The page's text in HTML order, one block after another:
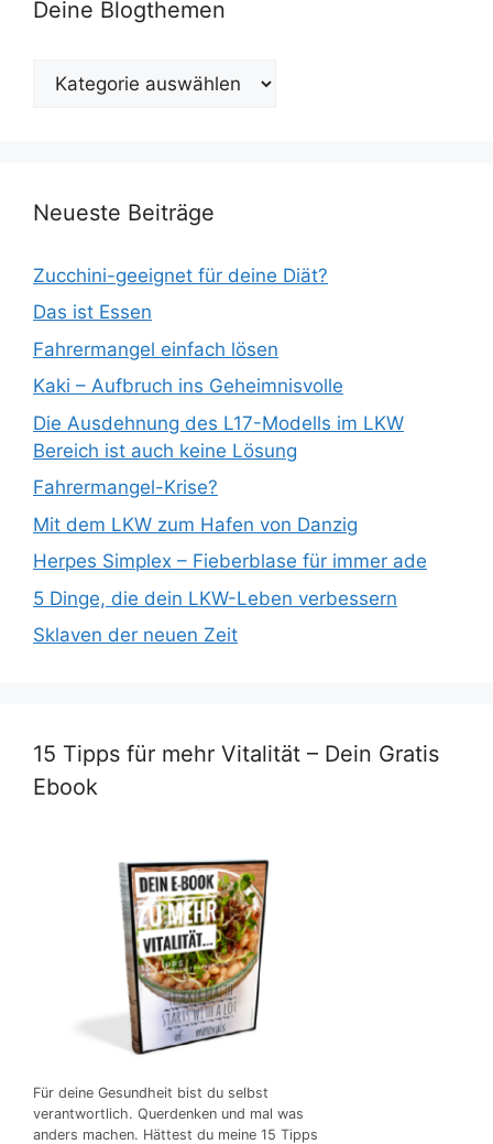
Deine Blogthemen
Deine
Blogthemen
Neueste Beiträge
Zucchini-geeignet für deine Diät?
Das ist Essen
Fahrermangel einfach lösen
Kaki – Aufbruch ins Geheimnisvolle
Die Ausdehnung des L17-Modells im LKW
Bereich ist auch keine Lösung
Fahrermangel-Krise?
Mit dem LKW zum Hafen von Danzig
Herpes Simplex – Fieberblase für immer ade
5 Dinge, die dein LKW-Leben verbessern
Sklaven der neuen Zeit
15 Tipps für mehr Vitalität – Dein Gratis
Ebook
Für deine Gesundheit bist du selbst
verantwortlich. Querdenken und mal was
anders machen. Hättest du meine 15 Tipps